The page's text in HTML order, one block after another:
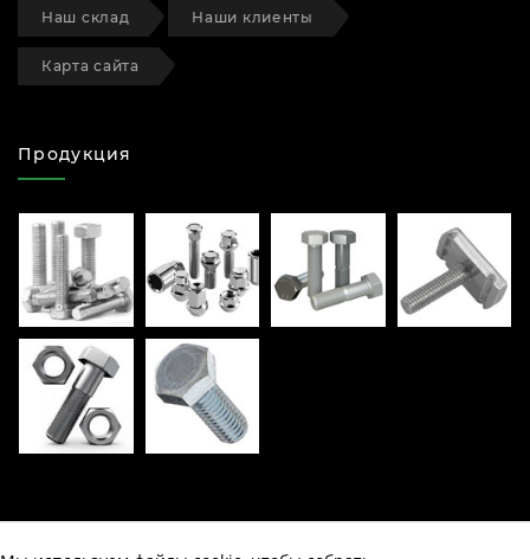
Наш склад Наши клиенты
Карта сайта
Продукция